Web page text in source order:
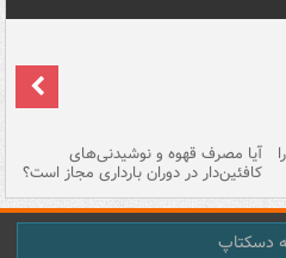
آیا مصرف قهوه و نوشیدنی‌های
کافئین‌دار در دوران بارداری مجاز است؟
دسکتاپ